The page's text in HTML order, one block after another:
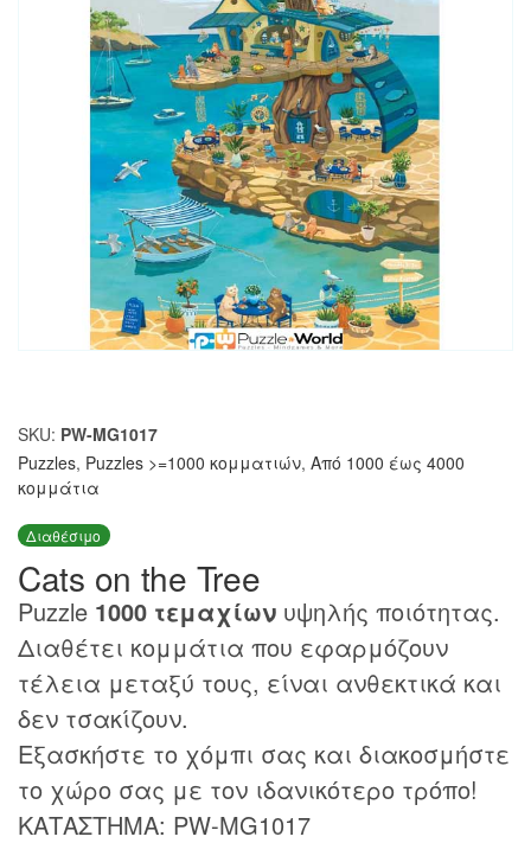
SKU: PW-MG1017
Puzzles, Puzzles >=1000 κομματιών, Από 1000 έως 4000
κομμάτια
Διαθέσιμο
Cats on the Tree
Puzzle 1000 τεμαχίων υψηλής ποιότητας.
Διαθέτει κομμάτια που εφαρμόζουν
τέλεια μεταξύ τους, είναι ανθεκτικά και
δεν τσακίζουν.
Εξασκήστε το χόμπι σας και διακοσμήστε
το χώρο σας με τον ιδανικότερο τρόπο!
ΚΑΤΑΣΤΗΜΑ: PW-MG1017